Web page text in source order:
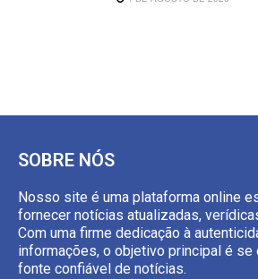
SOBRE NÓS
Nosso site é uma plataforma online
fornecer notícias atualizadas,
Com uma firme dedicação à
informações, o objetivo principal é
fonte confiável de notícias.